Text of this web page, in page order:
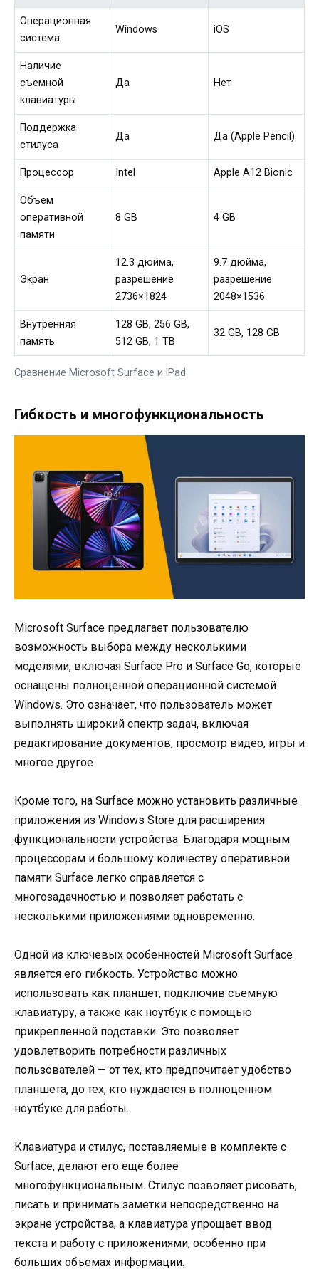
Сравнение Microsoft Surface и iPad
Операционная
система
Windows iOS
Наличие
съемной
клавиатуры
Да Нет
Поддержка
стилуса
Да Да (Apple Pencil)
Процессор Intel Apple A12 Bionic
Объем
оперативной
памяти
8 GB 4 GB
Экран
12.3 дюйма,
разрешение
2736×1824
9.7 дюйма,
разрешение
2048×1536
Внутренняя
память
128 GB, 256 GB,
512 GB, 1 TB
32 GB, 128 GB
Гибкость и многофункциональность
Microsoft Surface предлагает пользователю
возможность выбора между несколькими
моделями, включая Surface Pro и Surface Go, которые
оснащены полноценной операционной системой
Windows. Это означает, что пользователь может
выполнять широкий спектр задач, включая
редактирование документов, просмотр видео, игры и
многое другое.
Кроме того, на Surface можно установить различные
приложения из Windows Store для расширения
функциональности устройства. Благодаря мощным
процессорам и большому количеству оперативной
памяти Surface легко справляется с
многозадачностью и позволяет работать с
несколькими приложениями одновременно.
Одной из ключевых особенностей Microsoft Surface
является его гибкость. Устройство можно
использовать как планшет, подключив съемную
клавиатуру, а также как ноутбук с помощью
прикрепленной подставки. Это позволяет
удовлетворить потребности различных
пользователей — от тех, кто предпочитает удобство
планшета, до тех, кто нуждается в полноценном
ноутбуке для работы.
Клавиатура и стилус, поставляемые в комплекте с
Surface, делают его еще более
многофункциональным. Стилус позволяет рисовать,
писать и принимать заметки непосредственно на
экране устройства, а клавиатура упрощает ввод
текста и работу с приложениями, особенно при
больших объемах информации.